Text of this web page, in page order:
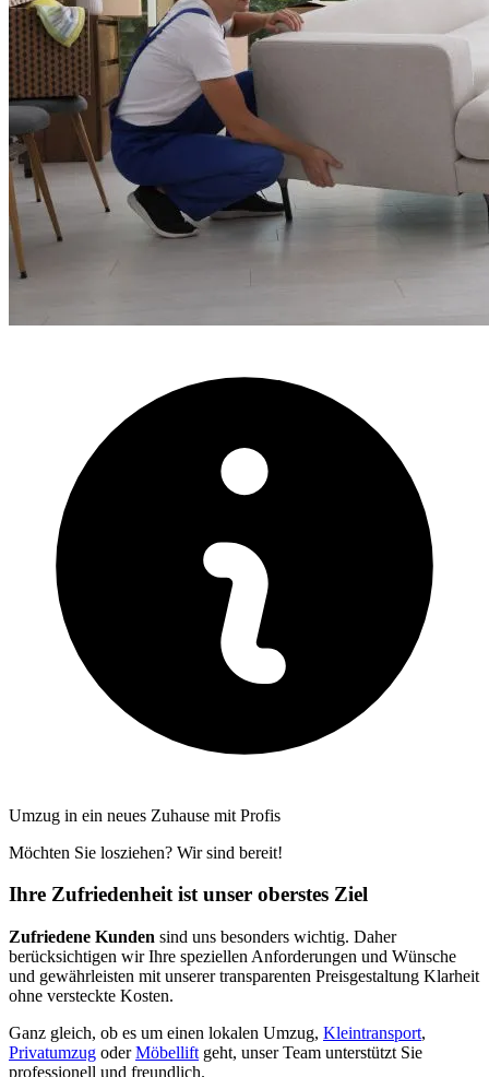
Umzug in ein neues Zuhause mit Profis
Möchten Sie losziehen? Wir sind bereit!
Ihre Zufriedenheit ist unser oberstes Ziel
Zufriedene Kunden sind uns besonders wichtig. Daher
berücksichtigen wir Ihre speziellen Anforderungen und Wünsche
und gewährleisten mit unserer transparenten Preisgestaltung Klarheit
ohne versteckte Kosten.
Ganz gleich, ob es um einen lokalen Umzug, Kleintransport,
Privatumzug oderMöbellift geht, unser Team unterstützt Sie
professionell und freundlich.